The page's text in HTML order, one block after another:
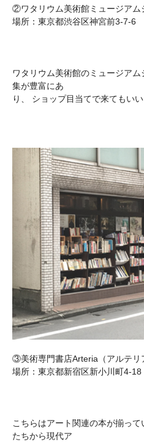
②ワタリウム美術館ミュージアム
場所：東京都渋谷区神宮前3-7-6
ワタリウム美術館のミュージア
集が豊富にあ
り、 ショップ目当てで来てもい
③美術専門書店Arteria（アルテリ
場所：東京都新宿区新小川町4-18
こちらはアート関連の本が揃っ
たちから現代ア